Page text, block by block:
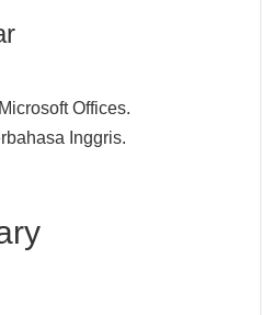
Offices.
Inggris.